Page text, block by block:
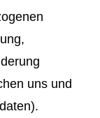
uns und